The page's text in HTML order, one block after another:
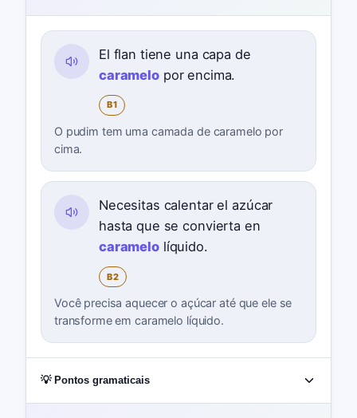
El flan tiene una capa de
caramelopor encima.
B1
O pudim tem uma camada de caramelo por
cima.
Necesitas calentar el azúcar
hasta que se convierta en
caramelolíquido.
B2
Você precisa aquecer o açúcar até que ele se
transforme em caramelo líquido.
💡 Pontos gramaticais